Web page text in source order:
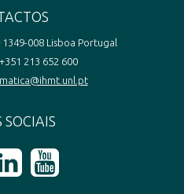
008 Lisboa Portugal
213 652 600
SOCIAIS